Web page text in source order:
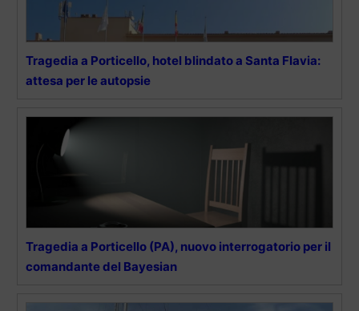
Tragedia a Porticello, hotel blindato a Santa Flavia:
attesa per le autopsie
Tragedia a Porticello (PA), nuovo interrogatorio per il
comandante del Bayesian